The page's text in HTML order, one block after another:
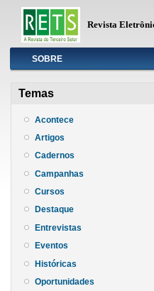
Revista
InfoSOBRE
Temas
Acontece
Artigos
Cadernos
Campanhas
Cursos
Destaque
Entrevistas
Eventos
Históricas
Oportunidades